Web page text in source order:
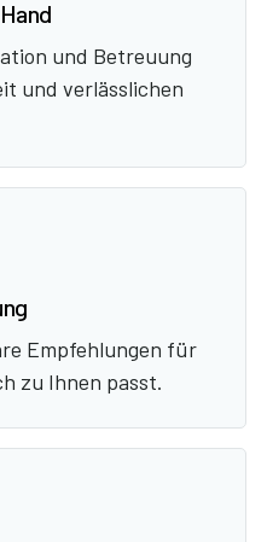
und Betreuung
und verlässlichen
Empfehlungen für
zu Ihnen passt.